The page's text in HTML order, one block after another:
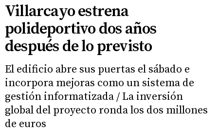
Villarcayo estrena
polideportivo dos años
después de lo previsto
El edificio abre sus puertas el sábado e
incorpora mejoras como un sistema de
gestión informatizada / La inversión
global del proyecto ronda los dos millones
de euros